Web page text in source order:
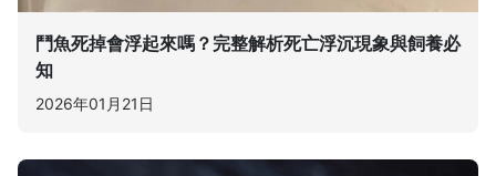
鬥魚死掉會浮起來嗎？完整解析死亡浮沉現象與飼養必
知
2026年01月21日